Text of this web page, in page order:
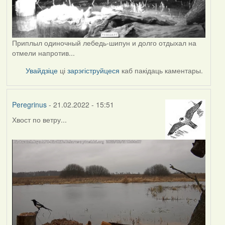
Приплыл одиночный лебедь-шипун и долго отдыхал на
отмели напротив...
Увайдзіце цізарэгіструйцеся каб пакідаць каментары.
Peregrinus- 21.02.2022 - 15:51
Хвост по ветру...